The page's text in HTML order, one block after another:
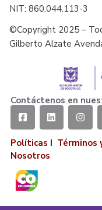
NIT: 860.044.113-3
©Copyright 2025 –
Gilberto Alzate
Contáctenos en
Políticas I Términos
Nosotros